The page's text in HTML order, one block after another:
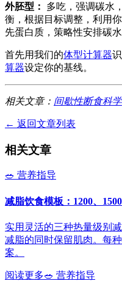
外胚型： 多吃，强调碳水
衡，根据目标调整，利用
先蛋白质，策略性安排碳水
首先用我们的体型计算器
算器设定你的基线。
相关文章： 间歇性断食科学
← 返回文章列表
相关文章
🥗 营养指导
减脂饮食模板：1200、
实用灵活的三种热量级别
减脂的同时保留肌肉。每
案。
阅读更多🥗 营养指导